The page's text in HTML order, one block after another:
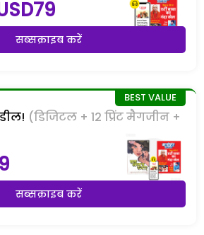
सब्सक्राइब करें
(डिजिटल + 12 प्रिंट मैगजीन +
सब्सक्राइब करें